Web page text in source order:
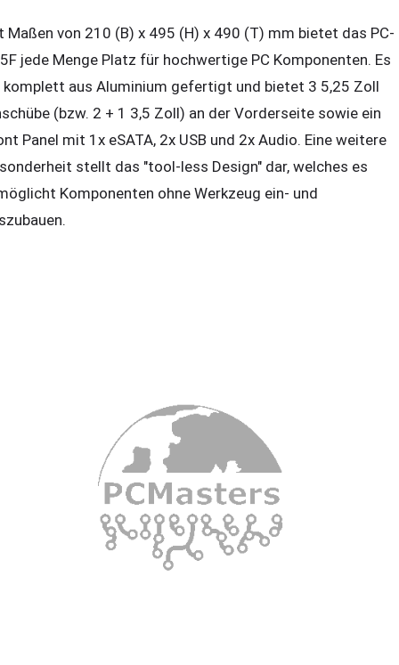
Maßen von 210 (B) x 495 (H) x 490 (T) mm bietet das PC-
jede Menge Platz für hochwertige PC Komponenten. Es
aus Aluminium gefertigt und bietet 3 5,25 Zoll
(bzw. 2 + 1 3,5 Zoll) an der Vorderseite sowie ein
Panel mit 1x eSATA, 2x USB und 2x Audio. Eine weitere
stellt das "tool-less Design" dar, welches es
Komponenten ohne Werkzeug ein- und